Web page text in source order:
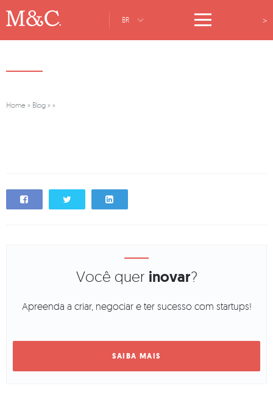
BR >
Home » Blog » »
Você quer inovar?
Apreenda a criar, negociar e ter sucesso com startups!